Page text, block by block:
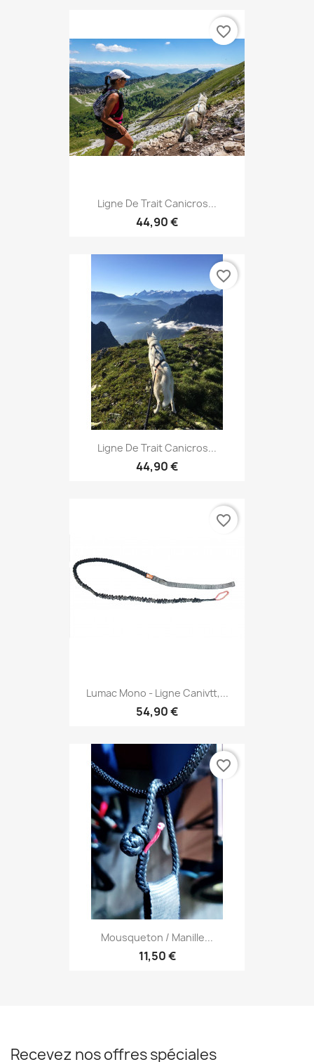
Ligne De Trait Canicros...
44,90 €
favorite_border
Ligne De Trait Canicros...
44,90 €
favorite_border
Lumac Mono - Ligne Canivtt,...
54,90 €
favorite_border
Mousqueton / Manille...
11,50 €
favorite_border
Recevez nos offres spéciales